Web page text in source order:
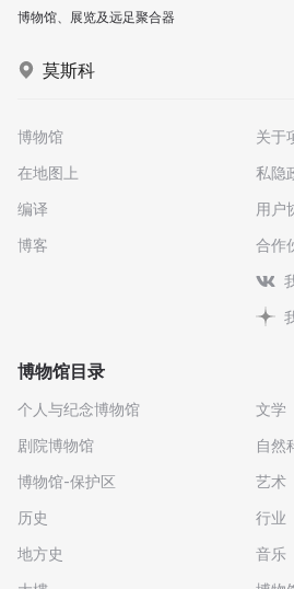
博物馆、展览及远足聚合器
莫斯科
博物馆
在地图上
编译
博客
关于
私隐
用户
合作
博物馆目录
个人与纪念博物馆
剧院博物馆
博物馆-保护区
历史
地方史
文学
自然
艺术
行业
音乐